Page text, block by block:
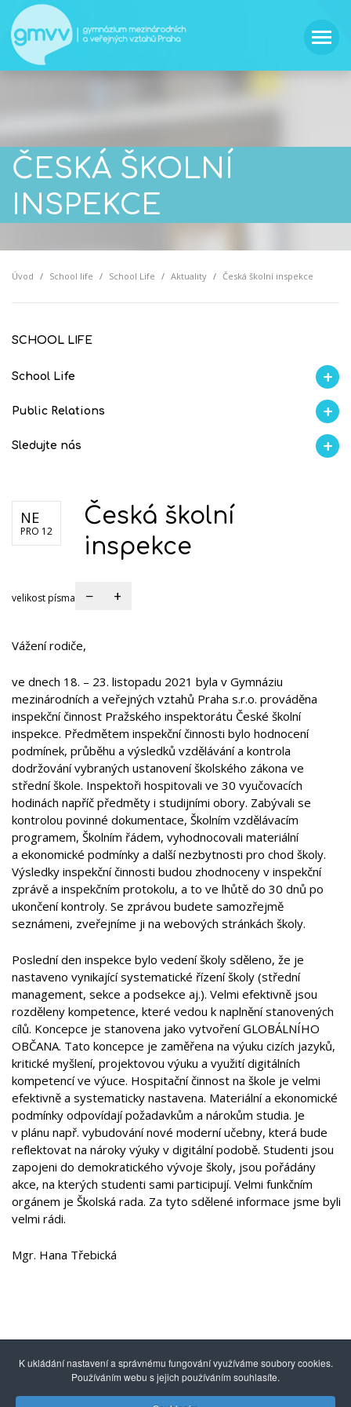
ČESKÁ ŠKOLNÍ
INSPEKCE
Úvod School life School Life Aktuality Česká školní inspekce
SCHOOL LIFE
School Life
Aktuality Proběhlo na GMVV AI Ambasador
Public Relations
Školní magazín REFRESH Soutěže
Sledujte nás
NE
PRO 12
Česká školní
inspekce
velikost písma − +
Vážení rodiče,
ve dnech 18. – 23. listopadu 2021 byla v Gymnáziu
mezinárodních a veřejných vztahů Praha s.r.o. prováděna
inspekční činnost Pražského inspektorátu České školní
inspekce. Předmětem inspekční činnosti bylo hodnocení
podmínek, průběhu a výsledků vzdělávání a kontrola
dodržování vybraných ustanovení školského zákona ve
střední škole. Inspektoři hospitovali ve 30 vyučovacích
hodinách napříč předměty i studijními obory. Zabývali se
kontrolou povinné dokumentace, Školním vzdělávacím
programem, Školním řádem, vyhodnocovali materiální
a ekonomické podmínky a další nezbytnosti pro chod školy.
Výsledky inspekční činnosti budou zhodnoceny v inspekční
zprávě a inspekčním protokolu, a to ve lhůtě do 30 dnů po
ukončení kontroly. Se zprávou budete samozřejmě
seznámeni, zveřejníme ji na webových stránkách školy.
Poslední den inspekce bylo vedení školy sděleno, že je
nastaveno vynikající systematické řízení školy (střední
management, sekce a podsekce aj.). Velmi efektivně jsou
rozděleny kompetence, které vedou k naplnění stanovených
cílů. Koncepce je stanovena jako vytvoření GLOBÁLNÍHO
OBČANA. Tato koncepce je zaměřena na výuku cizích jazyků,
kritické myšlení, projektovou výuku a využití digitálních
kompetencí ve výuce. Hospitační činnost na škole je velmi
efektivně a systematicky nastavena. Materiální a ekonomické
podmínky odpovídají požadavkům a nárokům studia. Je
v plánu např. vybudování nové moderní učebny, která bude
reflektovat na nároky výuky v digitální podobě. Studenti jsou
zapojeni do demokratického vývoje školy, jsou pořádány
akce, na kterých studenti sami participují. Velmi funkčním
orgánem je Školská rada. Za tyto sdělené informace jsme byli
velmi rádi.
Mgr. Hana Třebická
K ukládání nastavení a správnému fungování využíváme soubory cookies.
Používáním webu s jejich používáním souhlasíte.